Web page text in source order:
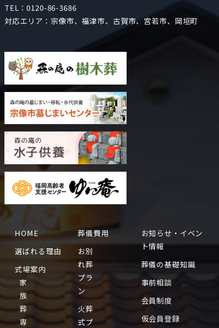
TEL：0120-86-3686
対応エリア：宗像市、福津市、古賀市、宮若市、岡垣町
HOME
選ばれる理由
式場案内
家
族
葬
専
葬儀費用
お別
れ葬
プラ
ン
火葬
式プ
お知らせ・イベン
ト情報
葬儀の基礎知識
事前相談
会員制度
仮会員登録